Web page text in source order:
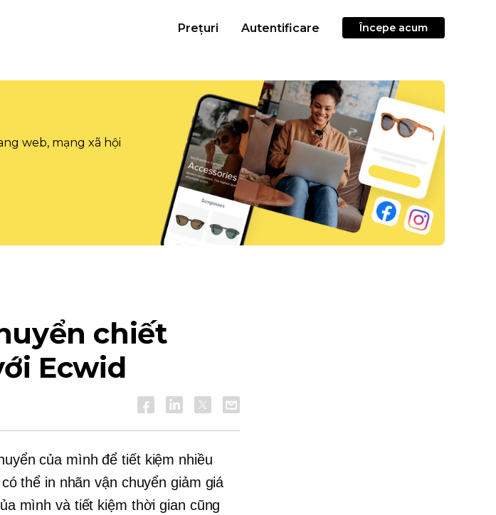
Prețuri Autentificare Începe acum
web, mạng xã hội
chiết
Ecwid
của mình để tiết kiệm nhiều
thể in nhãn vận chuyển giảm giá
mình và tiết kiệm thời gian cũng